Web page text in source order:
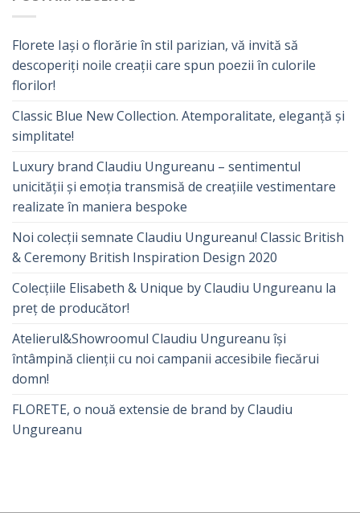
Florete Iași o florărie în stil parizian, vă invită să
descoperiți noile creații care spun poezii în culorile
florilor!
Classic Blue New Collection. Atemporalitate, eleganță și
simplitate!
Luxury brand Claudiu Ungureanu – sentimentul
unicității și emoția transmisă de creațiile vestimentare
realizate în maniera bespoke
Noi colecții semnate Claudiu Ungureanu! Classic British
& Ceremony British Inspiration Design 2020
Colecțiile Elisabeth & Unique by Claudiu Ungureanu la
preț de producător!
Atelierul&Showroomul Claudiu Ungureanu își
întâmpină clienții cu noi campanii accesibile fiecărui
domn!
FLORETE, o nouă extensie de brand by Claudiu
Ungureanu